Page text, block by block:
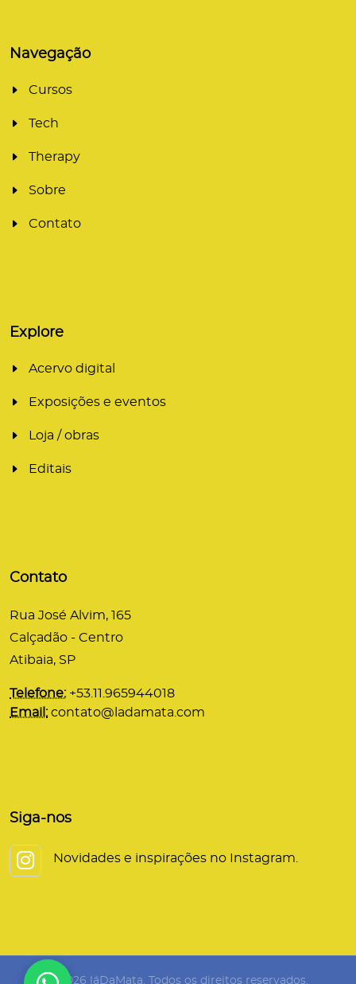
Navegação
Cursos
Tech
Therapy
Sobre
Contato
Explore
Acervo digital
Exposições e eventos
Loja / obras
Editais
Contato
Rua José Alvim, 165
Calçadão - Centro
Atibaia, SP
Telefone: +53.11.965944018
Email: contato@ladamata.com
Siga-nos
Novidades e inspirações no Instagram.
© 2026 láDaMata. Todos os direitos reservados.